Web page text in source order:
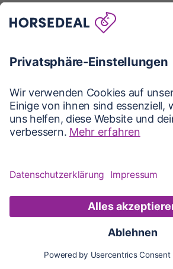
Karte Updates
Karte